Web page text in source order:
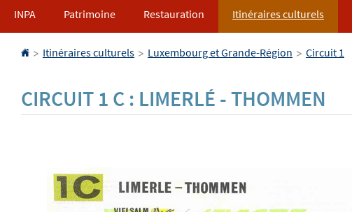
INPA Patrimoine Restauration Itinéraires culturels
Accueil
> Itinéraires culturels > Luxembourg et Grande-Région > Circuit 1
CIRCUIT 1 C : LIMERLÉ - THOMMEN